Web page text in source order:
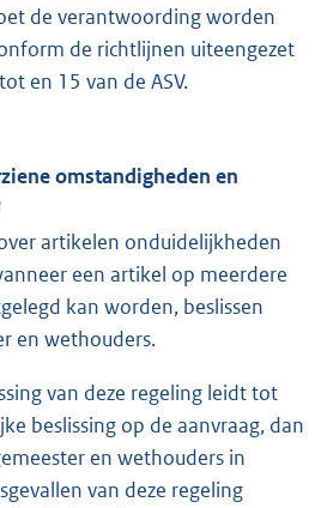
de verantwoording worden
de richtlijnen uiteengezet
en 15 van de ASV.
omstandigheden en
artikelen onduidelijkheden
een artikel op meerdere
kan worden, beslissen
en wethouders.
van deze regeling leidt tot
beslissing op de aanvraag, dan
en wethouders in
van deze regeling